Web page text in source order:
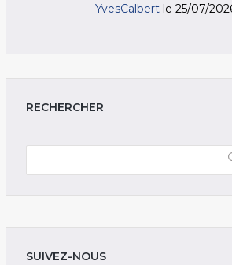
YvesCalbert le 25/07/
RECHERCHER
SUIVEZ-NOUS